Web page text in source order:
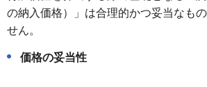
の納入価格）」は合理的かつ妥当なも
せん。
価格の妥当性